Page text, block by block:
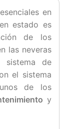
en
estado es
de los
las neveras
sistema de
el sistema
de los
y